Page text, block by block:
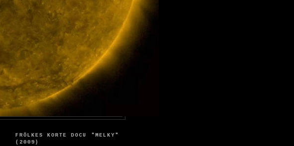
FRÖLKES KORTE DOCU "MELKY"
(2009)